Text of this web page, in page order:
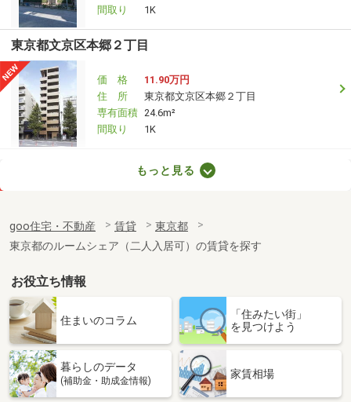
間取り
1K
東京都文京区本郷２丁目
価 格
11.90万円
住 所
東京都文京区本郷２丁目
専有面積 24.6m²
間取り
1K
東京都町田市成瀬が丘３丁目
専有面積
16.94m²
間取り
ワンルーム
東京都豊島区長崎１丁目
価 格
8.50万円
東京都豊島区長崎１丁目
専有面積 20.52m²
間取り
もっと見る
goo住宅・不動産 賃貸
東京都
東京都のルームシェア（二人入居可）の賃貸を探す
お役立ち情報
住まいのコラム
「住みたい街」
を見つけよう
暮らしのデータ
(補助金・助成金情報)
家賃相場